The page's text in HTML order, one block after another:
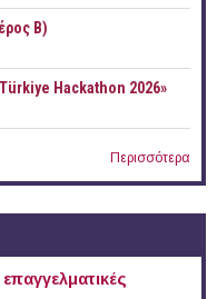
Β)
Hackathon 2026»
Περισσότερα
επαγγελματικές